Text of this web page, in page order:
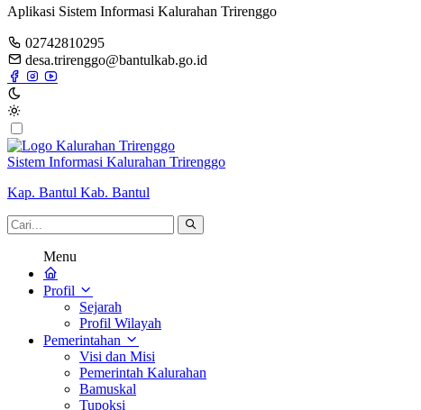
Aplikasi Sistem Informasi Kalurahan Trirenggo
02742810295
desa.trirenggo@bantulkab.go.id
Sistem Informasi Kalurahan Trirenggo
Kap. Bantul Kab. Bantul
Menu
Profil
Sejarah
Profil Wilayah
Pemerintahan
Visi dan Misi
Pemerintah Kalurahan
Bamuskal
Tupoksi